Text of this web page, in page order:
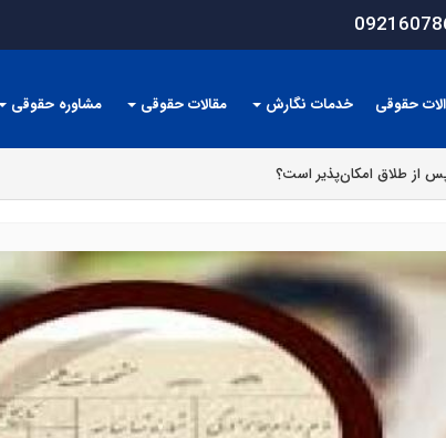
حقوقی خدمات نگارش مقالات حقوقی مشاوره حقوقی
از طلاق امکان‌پذیر است؟